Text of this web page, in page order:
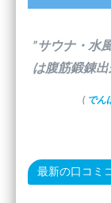
”サウナ・水
は腹筋鍛錬出
( でん
最新の口コミ